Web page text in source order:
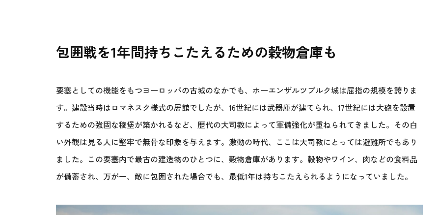
包囲戦を1年間持ちこたえるための穀物倉庫も
要塞としての機能をもつヨーロッパの古城のなかでも、ホーエンザルツブルク城は屈指の規模を誇りま
す。建設当時はロマネスク様式の居館でしたが、16世紀には武器庫が建てられ、17世紀には大砲を設置
するための強固な稜堡が築かれるなど、歴代の大司教によって軍備強化が重ねられてきました。その白
い外観は見る人に堅牢で無骨な印象を与えます。激動の時代、ここは大司教にとっては避難所でもあり
ました。この要塞内で最古の建造物のひとつに、穀物倉庫があります。穀物やワイン、肉などの食料品
が備蓄され、万が一、敵に包囲された場合でも、最低1年は持ちこたえられるようになっていました。